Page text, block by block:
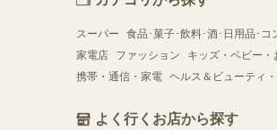
スーパー
食品･菓子･飲料･酒･日用品･コ
家電店
ファッション
キッズ・ベビー・
携帯・通信・家電 ヘルス＆ビューティ
よく行くお店から探す